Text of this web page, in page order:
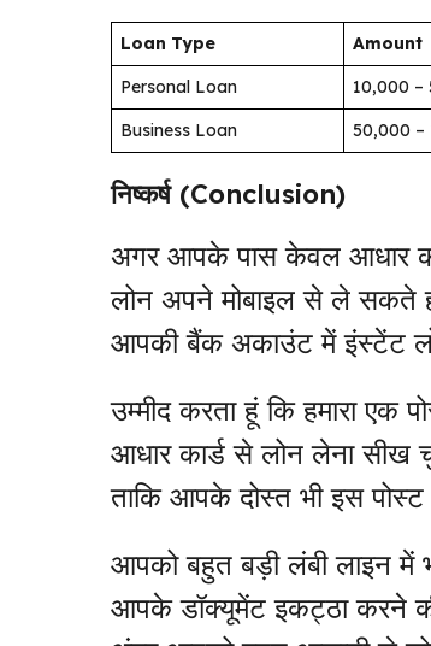
Loan Type Amount
Personal Loan
₹10,000 –
Business Loan
₹50,000 –
निष्कर्ष (Conclusion)
अगर आपके पास केवल आधार
लोन अपने मोबाइल से ले
आपकी बैंक अकाउंट में इंस्टेंट
उम्मीद करता हूं कि हमारा
आधार कार्ड से लोन लेना
ताकि आपके दोस्त भी इस
आपको बहुत बड़ी लंबी लाइन में
आपके डॉक्यूमेंट इकट्ठा करने